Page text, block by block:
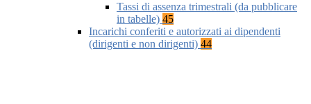
Tassi di assenza trimestrali (da pubblicare
in tabelle) 45
Incarichi conferiti e autorizzati ai dipendenti
(dirigenti e non dirigenti) 44